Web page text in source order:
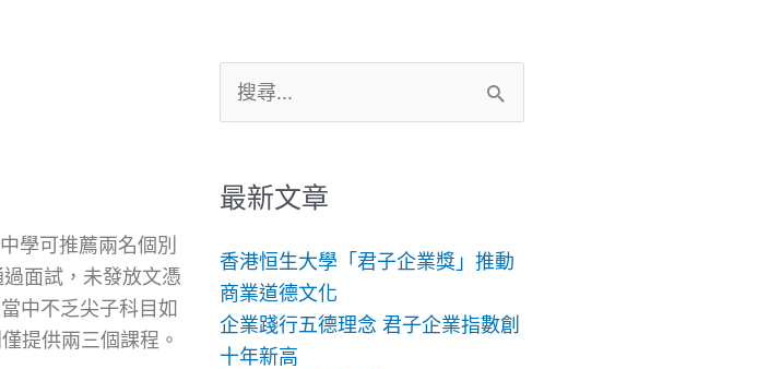
學可推薦兩名個別
面試，未發放文憑
中不乏尖子科目如
提供兩三個課程。
尋
鍵
最新文章
香港恒生大學「君子企業獎」推動
商業道德文化
企業踐行五德理念 君子企業指數創
十年新高